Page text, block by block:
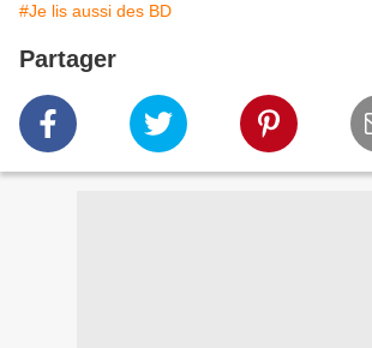
#Je lis aussi des BD
Partager